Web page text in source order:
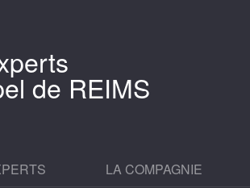
de REIMS
LA COMPAGNIE